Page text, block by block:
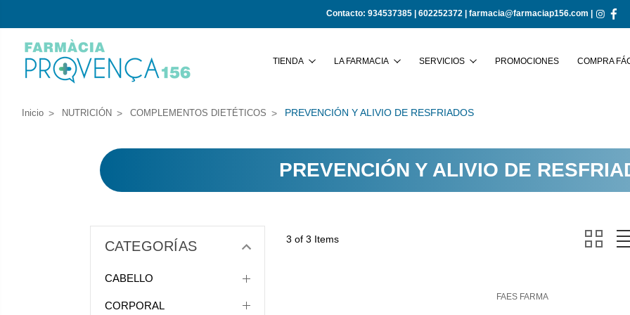
Contacto: 934537385| 602252372| farmacia@farmaciap156.com
TIENDA LA FARMACIA SERVICIOS PROMOCIONES COMPRA
Inicio NUTRICIÓN COMPLEMENTOS DIETÉTICOS PREVENCIÓN Y ALIVIO DE RESFRIADOS
PREVENCIÓN Y ALIVIO DE
CATEGORÍAS
CABELLO
CORPORAL
3 of 3 Items
FAES FARMA